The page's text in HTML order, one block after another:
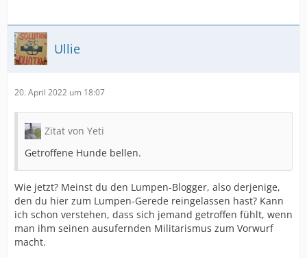
Ullie
20. April 2022 um 18:07
Zitat von Yeti
Getroffene Hunde bellen.
Wie jetzt? Meinst du den Lumpen-Blogger, also derjenige,
den du hier zum Lumpen-Gerede reingelassen hast? Kann
ich schon verstehen, dass sich jemand getroffen fühlt, wenn
man ihm seinen ausufernden Militarismus zum Vorwurf
macht.